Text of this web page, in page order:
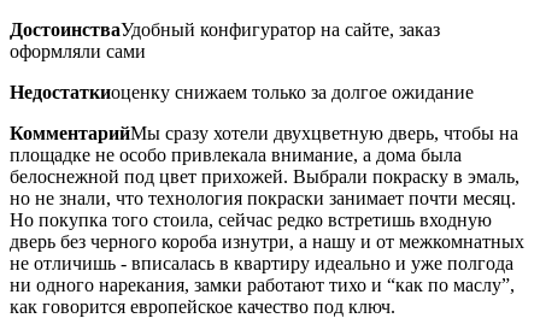
ДостоинстваУдобный конфигуратор на сайте, заказ
оформляли сами
Недостаткиоценку снижаем только за долгое ожидание
КомментарийМы сразу хотели двухцветную дверь, чтобы на
площадке не особо привлекала внимание, а дома была
белоснежной под цвет прихожей. Выбрали покраску в эмаль,
но не знали, что технология покраски занимает почти месяц.
Но покупка того стоила, сейчас редко встретишь входную
дверь без черного короба изнутри, а нашу и от межкомнатных
не отличишь - вписалась в квартиру идеально и уже полгода
ни одного нарекания, замки работают тихо и “как по маслу”,
как говорится европейское качество под ключ.